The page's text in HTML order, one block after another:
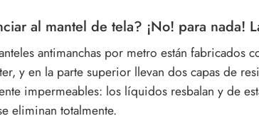
al mantel de tela? ¡No! para nada!
antimanchas por metro están
y en la parte superior llevan dos capas de
impermeables: los líquidos resbalan y de
eliminan totalmente.